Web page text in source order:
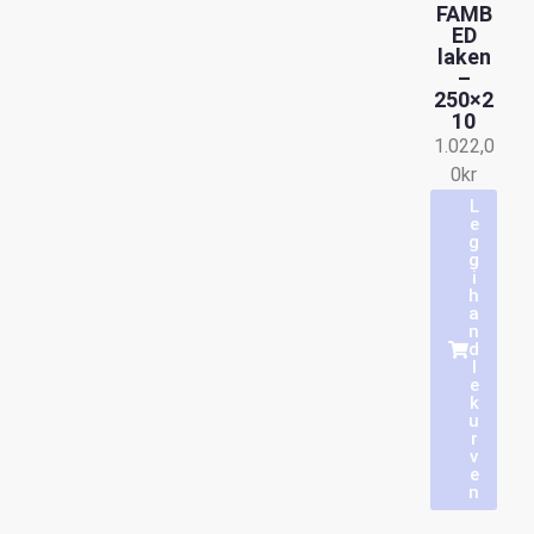
FAMB
ED
laken
–
250×2
10
1.022,0
0kr
L
e
g
g
i
h
a
n
d
l
e
k
u
r
v
e
n